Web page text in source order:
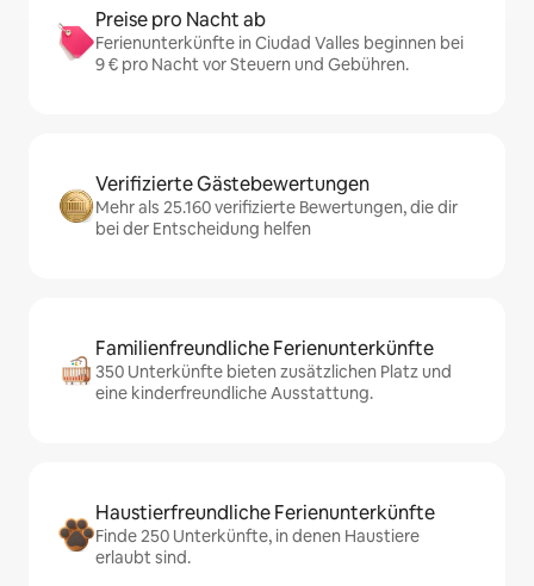
Preise pro Nacht ab
Ferienunterkünfte in Ciudad Valles beginnen bei
9 € pro Nacht vor Steuern und Gebühren.
Verifizierte Gästebewertungen
Mehr als 25.160 verifizierte Bewertungen, die dir
bei der Entscheidung helfen
Familienfreundliche Ferienunterkünfte
350 Unterkünfte bieten zusätzlichen Platz und
eine kinderfreundliche Ausstattung.
Haustierfreundliche Ferienunterkünfte
Finde 250 Unterkünfte, in denen Haustiere
erlaubt sind.